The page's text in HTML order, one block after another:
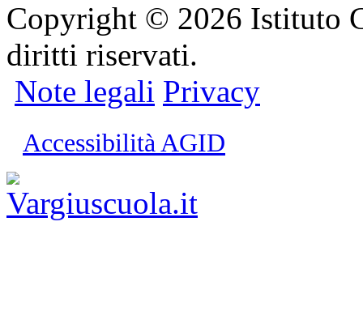
Copyright © 2026 Istituto
diritti riservati.
Note legali Privacy
Accessibilità AGID